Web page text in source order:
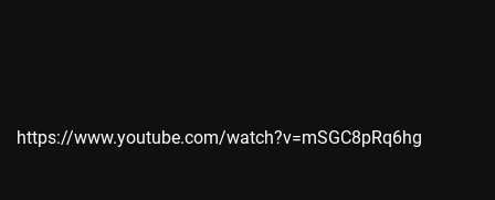
https://www.youtube.com/watch?v=mSGC8pRq6hg